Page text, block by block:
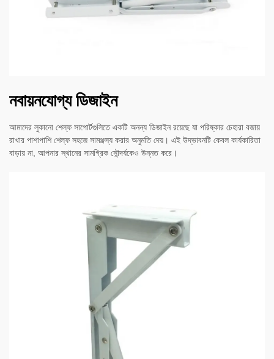
নবায়নযোগ্য ডিজাইন
আমাদের লুকানো শেল্ফ সাপোর্টগুলিতে একটি অনন্য ডিজাইন রয়েছে যা পরিষ্কার চেহারা বজায়
রাখার পাশাপাশি শেল্ফ সহজে সামঞ্জস্য করার অনুমতি দেয়। এই উদ্ভাবনটি কেবল কার্যকারিতা
বাড়ায় না, আপনার স্থানের সামগ্রিক সৌন্দর্যকেও উন্নত করে।